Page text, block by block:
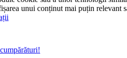
unui conținut mai puțin